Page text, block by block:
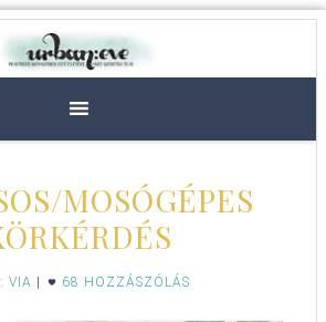
MOSÓGÉPES
VIA 68 HOZZÁSZÓLÁS